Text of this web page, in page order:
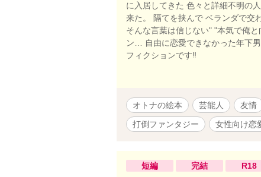
に入居してきた 色々と詳細不明の
来た。 隔てを挟んで ベランダで交
そんな言葉は信じない" "本気で俺
ン… 自由に恋愛できなかった年下
フィクションです‼️
オトナの絵本 芸能人 友情
打倒ファンタジー
女性向け恋
短編 完結 R18